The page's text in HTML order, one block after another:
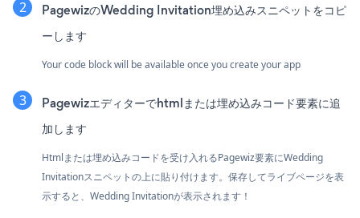
PagewizのWedding Invitation埋め込みスニペットをコピ
ーします
Your code block will be available once you create your app
Pagewizエディターでhtmlまたは埋め込みコード要素に追
加します
Htmlまたは埋め込みコードを受け入れるPagewiz要素にWedding
Invitationスニペットの上に貼り付けます。保存してライブページを表
示すると、Wedding Invitationが表示されます！